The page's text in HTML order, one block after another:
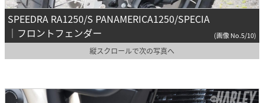
SPEEDRA RA1250/S PANAMERICA1250/SPECIA
｜フロントフェンダー
(画像 No.5/10)
縦スクロールで次の写真へ